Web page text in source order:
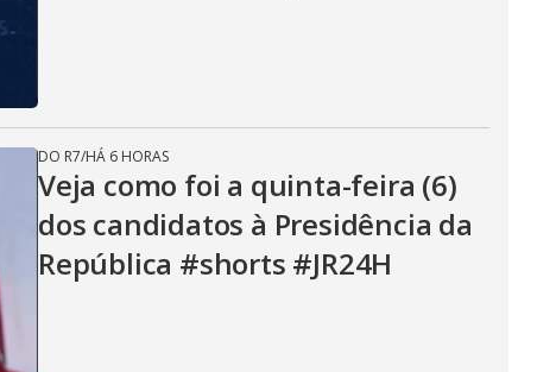
DO R7/HÁ 6 HORAS
Veja como foi a quinta-feira (6)
dos candidatos à Presidência da
República #shorts #JR24H